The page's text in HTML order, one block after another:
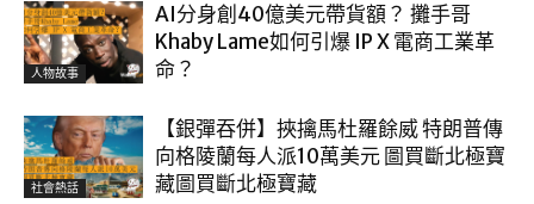
人物故事
AI分身創40億美元帶貨額？ 攤手哥
Khaby Lame如何引爆 IP X 電商工業革
命？
社會熱話
【銀彈吞併】挾擒馬杜羅餘威 特朗普傳
向格陵蘭每人派10萬美元 圖買斷北極寶
藏圖買斷北極寶藏